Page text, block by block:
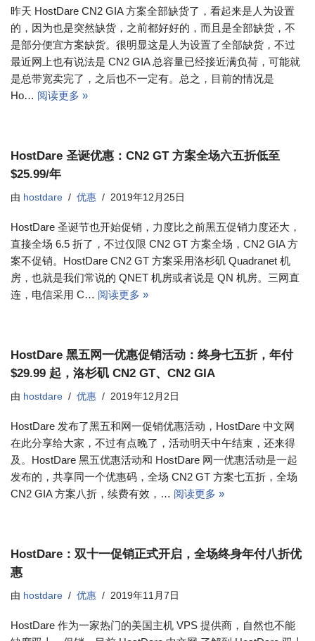
昨天 HostDare CN2 GIA 方案全部缺货了，看起来是人为设置
的，因为也是突然缺货，之前都好好的，而且是全部缺货，不
是部分便宜方案缺货。很明显这是人为设置了全部缺货，不过
最近网上也有说法是 CN2 GIA 总容量已经接近满负荷，可能就
是总带宽卖完了，之后也不一定有。总之，目前的情况是
Ho… 阅读更多 »
HostDare 圣诞优惠：CN2 GT 方案全场六五折低至
$25.99/年
由 hostdare 优惠 2019年12月25日
HostDare 圣诞节也开始促销，力度比之前黑五促销力度还大，
直接全场 6.5 折了，不过仅限 CN2 GT 方案全场，CN2 GIA 方
案不促销。HostDare CN2 GT 方案采用洛杉矶 Quadranet 机
房，也就是我们常说的 QNET 机房或者说是 QN 机房。三网直
连，电信采用 C… 阅读更多 »
HostDare 黑五网一优惠促销活动：终身七五折，年付
$29.99 起，洛杉矶 CN2 GT、CN2 GIA
由 hostdare 优惠 2019年12月2日
HostDare 发布了黑五和网一促销优惠活动，HostDare 中文网
在此分享给大家，不过有点晚了，活动明天中午结束，还来得
及。HostDare 黑五优惠活动和 HostDare 网一优惠活动是一起
发布的，共享同一个优惠码，全场 CN2 GT 方案七五折，全场
CN2 GIA 方案八折，续费有效，… 阅读更多 »
HostDare：双十一促销正式开启，全场终身年付八折优
惠
由 hostdare 优惠 2019年11月7日
HostDare 作为一家热门的美国主机 VPS 提供商，自然也不能